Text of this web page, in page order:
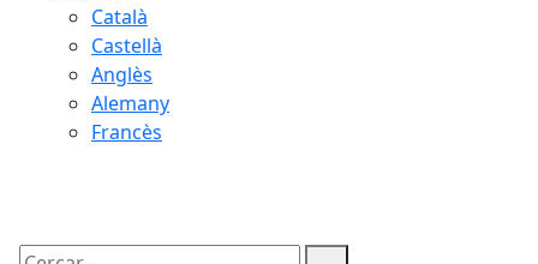
Català
Castellà
Anglès
Alemany
Francès